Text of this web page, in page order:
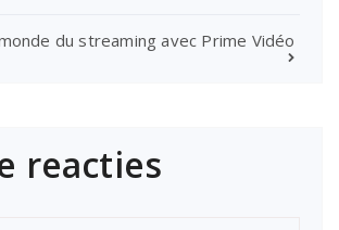
du streaming avec Prime Vidéo
reacties